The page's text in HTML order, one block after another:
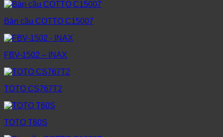
Bàn cầu COTTO C15007
FBV-1502 – INAX
TOTO CS767T2
TOTO T60S